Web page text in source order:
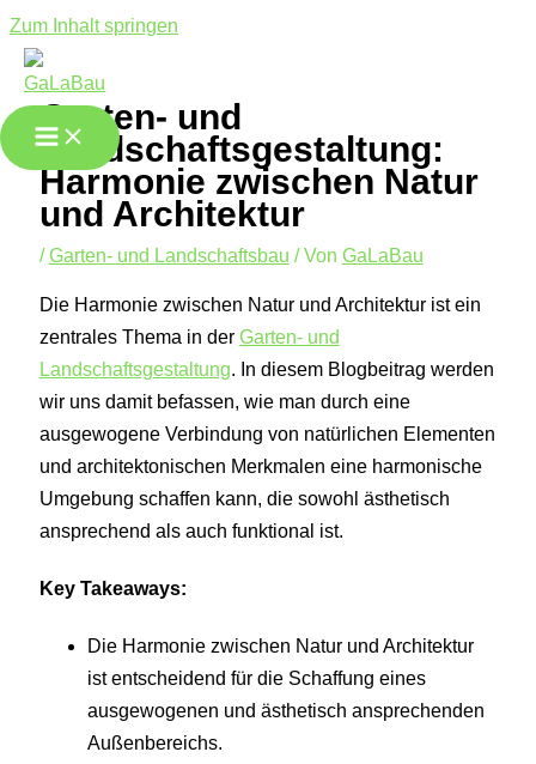
Zum Inhalt springen
Garten- und
Landschaftsgestaltung:
Harmonie zwischen Natur
und Architektur
/Garten- und Landschaftsbau / Von GaLaBau
Die Harmonie zwischen Natur und Architektur ist ein
zentrales Thema in der Garten- und
Landschaftsgestaltung. In diesem Blogbeitrag werden
wir uns damit befassen, wie man durch eine
ausgewogene Verbindung von natürlichen Elementen
und architektonischen Merkmalen eine harmonische
Umgebung schaffen kann, die sowohl ästhetisch
ansprechend als auch funktional ist.
Key Takeaways:
Die Harmonie zwischen Natur und Architektur
ist entscheidend für die Schaffung eines
ausgewogenen und ästhetisch ansprechenden
Außenbereichs.